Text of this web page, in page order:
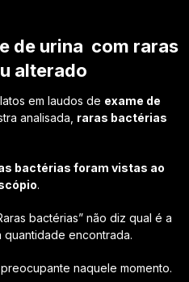
de urina com raras
alterado
em laudos de exame de
analisada, raras bactérias
bactérias foram vistas ao
.
bactérias” não diz qual é a
encontrada.
naquele momento.